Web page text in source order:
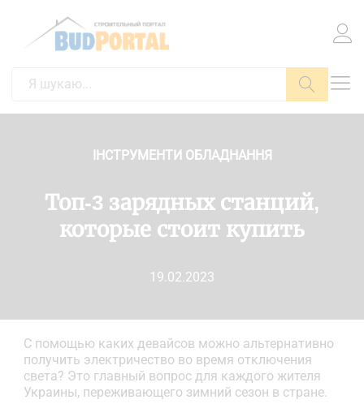
Пошук
ІНСТРУМЕНТИ ОБЛАДНАННЯ
Топ-3 зарядных станций,
которые стоит купить
19.02.2023
С помощью каких девайсов можно альтернативно
получить электричество во время отключения
света? Это главный вопрос для каждого жителя
Украины, переживающего зимний сезон в стране.